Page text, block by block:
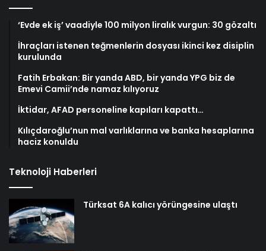
‘Evde ek iş’ vaadiyle 100 milyon liralık vurgun: 30 gözaltı
İhraçları istenen teğmenlerin dosyası ikinci kez disiplin
kurulunda
Fatih Erbakan: Bir yanda ABD, bir yanda YPG biz de
Emevi Camii’nde namaz kılıyoruz
İktidar, AFAD personeline kapıları kapattı…
Kılıçdaroğlu’nun mal varlıklarına ve banka hesaplarına
haciz konuldu
Teknoloji Haberleri
Türksat 6A kalıcı yörüngesine ulaştı